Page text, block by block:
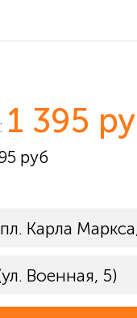
1 395
руб
Карла
Военная, 5)